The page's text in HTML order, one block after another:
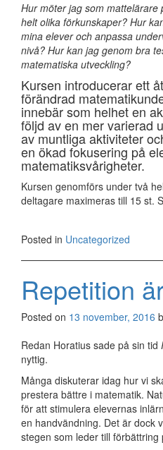
Hur möter jag som
helt olika förkunskaper? Hur
mina elever och anpassa
nivå? Hur kan jag genom bra
matematiska utveckling?
Kursen introducerar ett
förändrad
innebär som helhet en
följd av en mer varierad
av muntliga aktiviteter
en ökad fokusering på
matematiksvårigheter.
Kursen genomförs under två
deltagare maximeras till 15 st.
Posted in Uncategorized
Repetition
Posted on 13 november, 2016
Redan Horatius sade på sin tid
nyttig.
Många diskuterar idag hur vi
prestera bättre i matematik.
för att stimulera elevernas
en handvändning. Det är dock
stegen som leder till förbättring